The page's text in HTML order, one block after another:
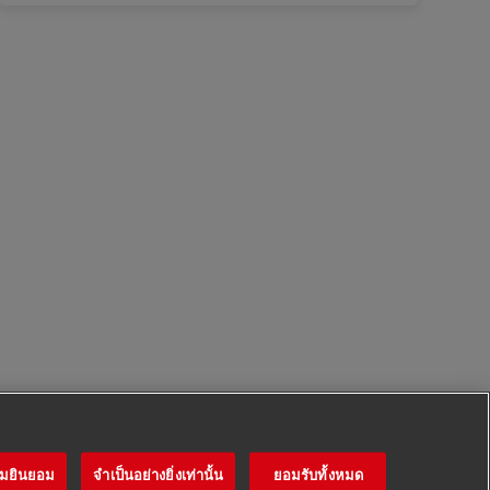
ยินยอม จำเป็นอย่างยิ่งเท่านั้น ยอมรับทั้งหมด